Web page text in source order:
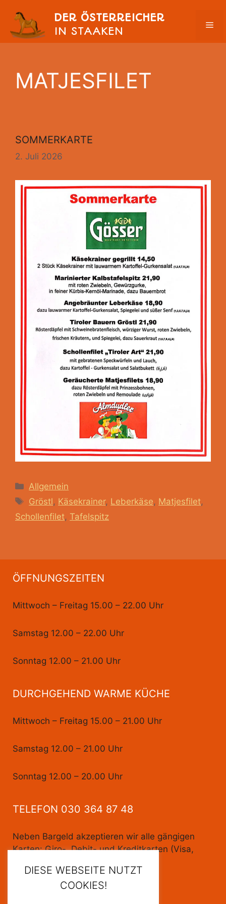
Inhalt
springen
DER ÖSTERREICHER
IN STAAKEN
MATJESFILET
SOMMERKARTE
2. Juli 2026
Kategorien
Allgemein
Schlagwörter
Gröstl, Käsekrainer, Leberkäse, Matjesfilet,
Schollenfilet, Tafelspitz
ÖFFNUNGSZEITEN
Mittwoch – Freitag 15.00 – 22.00 Uhr
Samstag 12.00 – 22.00 Uhr
Sonntag 12.00 – 21.00 Uhr
DURCHGEHEND WARME KÜCHE
Mittwoch – Freitag 15.00 – 21.00 Uhr
Samstag 12.00 – 21.00 Uhr
Sonntag 12.00 – 20.00 Uhr
TELEFON 030 364 87 48
Neben Bargeld akzeptieren wir alle gängigen
Karten: Giro-, Debit- und Kreditkarten (Visa,
Datenschutz
DIESE WEBSEITE NUTZT
COOKIES!